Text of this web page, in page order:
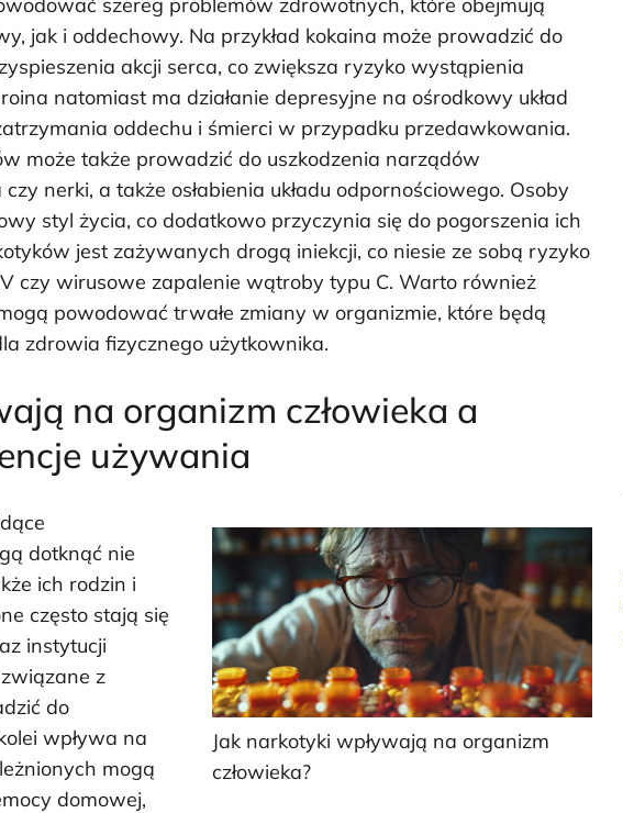
jak i oddechowy. Na przykład kokaina może prowadzić do
akcji serca, co zwiększa ryzyko wystąpienia
natomiast ma działanie depresyjne na ośrodkowy układ
oddechu i śmierci w przypadku przedawkowania.
może także prowadzić do uszkodzenia narządów
nerki, a także osłabienia układu odpornościowego. Osoby
styl życia, co dodatkowo przyczynia się do pogorszenia ich
jest zażywanych drogą iniekcji, co niesie ze sobą ryzyko
czy wirusowe zapalenie wątroby typu C. Warto również
powodować trwałe zmiany w organizmie, które będą
zdrowia fizycznego użytkownika.
na organizm człowieka a
używania
Jak narkotyki wpływają na organizm
człowieka?
dotknąć nie
ich rodzin i
często stają się
instytucji
z
do
wpływa na
mogą
domowej,